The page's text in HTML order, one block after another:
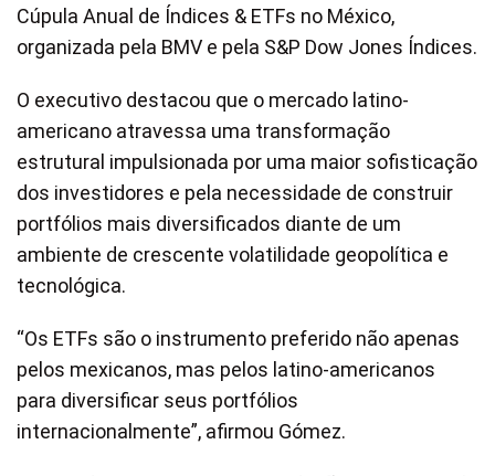
Cúpula Anual de Índices & ETFs no México,
organizada pela BMV e pela S&P Dow Jones Índices.
O executivo destacou que o mercado latino-
americano atravessa uma transformação
estrutural impulsionada por uma maior sofisticação
dos investidores e pela necessidade de construir
portfólios mais diversificados diante de um
ambiente de crescente volatilidade geopolítica e
tecnológica.
“Os ETFs são o instrumento preferido não apenas
pelos mexicanos, mas pelos latino-americanos
para diversificar seus portfólios
internacionalmente”, afirmou Gómez.